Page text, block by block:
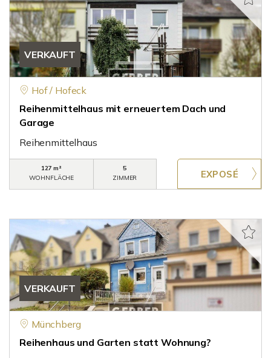
VERKAUFT
Hof / Hofeck
Reihenmittelhaus mit erneuertem Dach und
Garage
Reihenmittelhaus
127 m²
WOHNFLÄCHE
5
ZIMMER
VERKAUFT
Münchberg
Reihenhaus und Garten statt Wohnung?